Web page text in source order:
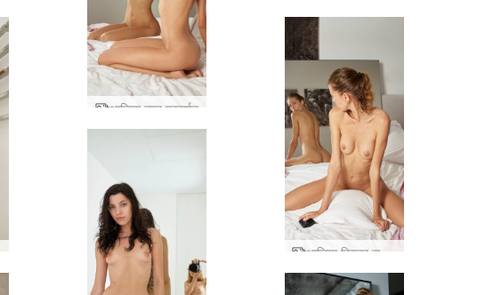
आलिया नग्न प्रदर्शन
आलिया बिस्तर समय जुराब